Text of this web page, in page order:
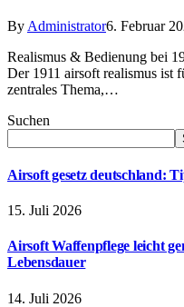
By Administrator6. Februar
Realismus & Bedienung bei
Der 1911 airsoft realismus ist
zentrales Thema,…
Suchen
Airsoft gesetz deutschland:
15. Juli 2026
Airsoft Waffenpflege leicht
Lebensdauer
14. Juli 2026